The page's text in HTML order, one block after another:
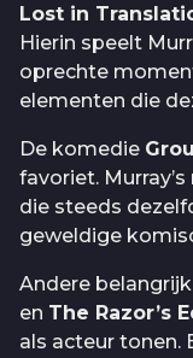
Lost in
Hierin speelt
oprechte
elementen die
De komedie
favoriet.
die steeds
geweldige
Andere
en The Razor’s
als acteur tonen.